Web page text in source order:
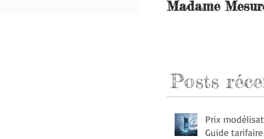
Madame
Posts
Prix
Guide